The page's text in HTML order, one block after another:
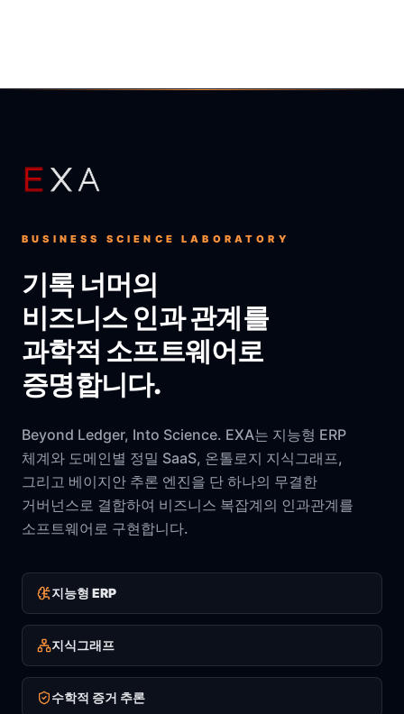
BUSINESS SCIENCE LABORATORY
기록 너머의
비즈니스 인과 관계를
과학적 소프트웨어로
증명합니다.
Beyond Ledger, Into Science. EXA는 지능형 ERP
체계와 도메인별 정밀 SaaS, 온톨로지 지식그래프,
그리고 베이지안 추론 엔진을 단 하나의 무결한
거버넌스로 결합하여 비즈니스 복잡계의 인과관계를
소프트웨어로 구현합니다.
지능형 ERP
지식그래프
수학적 증거 추론